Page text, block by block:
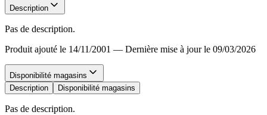
Description
Pas de description.
Produit ajouté le 14/11/2001 — Dernière mise à jour le 09/03/2026
Disponibilité magasins
Description
Disponibilité magasins
Pas de description.